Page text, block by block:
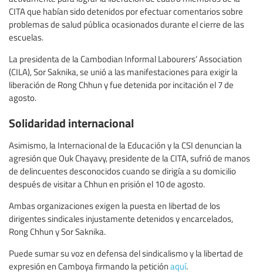
CITA que habían sido detenidos por efectuar comentarios sobre
problemas de salud pública ocasionados durante el cierre de las
escuelas.
La presidenta de la Cambodian Informal Labourers’ Association
(CILA), Sor Saknika, se unió a las manifestaciones para exigir la
liberación de Rong Chhun y fue detenida por incitación el 7 de
agosto.
Solidaridad internacional
Asimismo, la Internacional de la Educación y la CSI denuncian la
agresión que Ouk Chayavy, presidente de la CITA, sufrió de manos
de delincuentes desconocidos cuando se dirigía a su domicilio
después de visitar a Chhun en prisión el 10 de agosto.
Ambas organizaciones exigen la puesta en libertad de los
dirigentes sindicales injustamente detenidos y encarcelados,
Rong Chhun y Sor Saknika.
Puede sumar su voz en defensa del sindicalismo y la libertad de
expresión en Camboya firmando la petición aquí.